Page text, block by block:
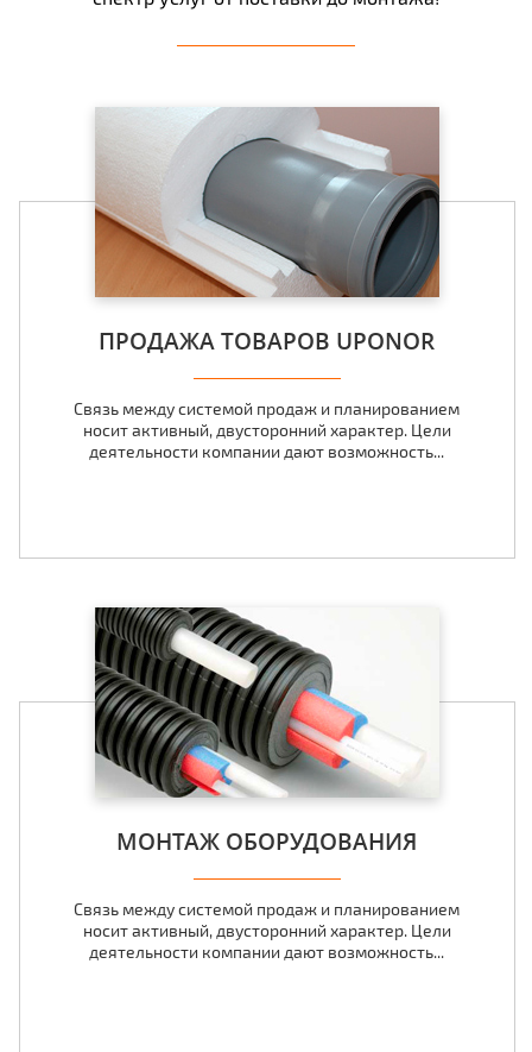
ПРОДАЖА ТОВАРОВ UPONOR
Связь между системой продаж и планированием
носит активный, двусторонний характер. Цели
деятельности компании дают возможность...
МОНТАЖ ОБОРУДОВАНИЯ
Связь между системой продаж и планированием
носит активный, двусторонний характер. Цели
деятельности компании дают возможность...